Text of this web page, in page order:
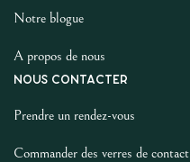
Notre blogue
A propos de nous
NOUS CONTACTER
Prendre un rendez-vous
Commander des verres de contact